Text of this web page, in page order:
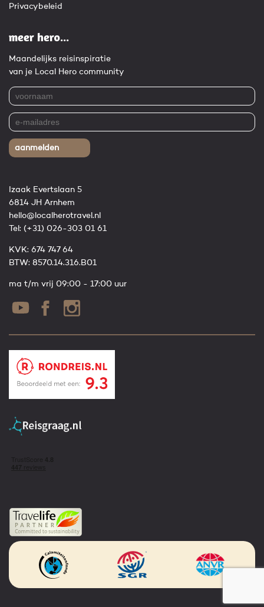
Privacybeleid
meer hero...
Maandelijks reisinspiratie
van je Local Hero community
aanmelden
Izaak Evertslaan 5
6814 JH Arnhem
hello@localherotravel.nl
Tel: (+31) 026-303 01 61
KVK: 674 747 64
BTW: 8570.14.316.B01
ma t/m vrij 09:00 - 17:00 uur